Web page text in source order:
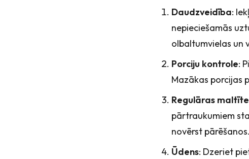
Daudzveidība:
nepieciešamās
olbaltumvielas un
Porciju kontrole:
Mazākas porcijas
Regulāras
pārtraukumiem
novērst pārēšanos.
Ūdens: Dzeriet